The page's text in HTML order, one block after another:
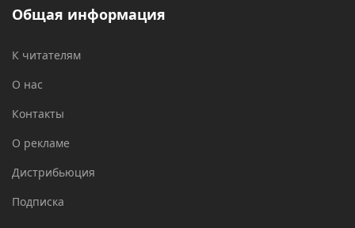
Общая информация
К читателям
О нас
Контакты
О рекламе
Дистрибьюция
Подписка